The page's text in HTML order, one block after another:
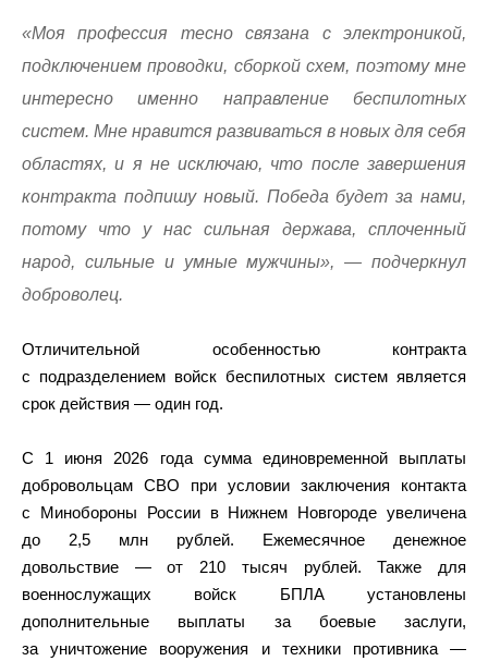
«Моя профессия тесно связана с электроникой,
подключением проводки, сборкой схем, поэтому мне
интересно именно направление беспилотных
систем. Мне нравится развиваться в новых для себя
областях, и я не исключаю, что после завершения
контракта подпишу новый. Победа будет за нами,
потому что у нас сильная держава, сплоченный
народ, сильные и умные мужчины», — подчеркнул
доброволец.
Отличительной особенностью контракта
с подразделением войск беспилотных систем является
срок действия — один год.
С 1 июня 2026 года сумма единовременной выплаты
добровольцам СВО при условии заключения контакта
с Минобороны России в Нижнем Новгороде увеличена
до 2,5 млн рублей. Ежемесячное денежное
довольствие — от 210 тысяч рублей. Также для
военнослужащих войск БПЛА установлены
дополнительные выплаты за боевые заслуги,
за уничтожение вооружения и техники противника —